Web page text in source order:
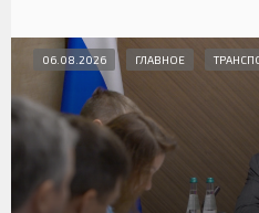
06.08.2026 ГЛАВНОЕ